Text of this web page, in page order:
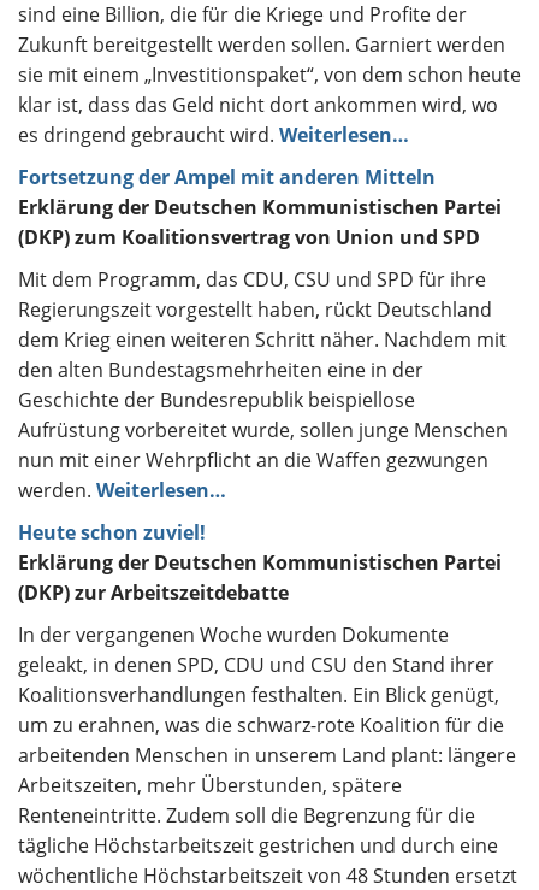
sind eine Billion, die für die Kriege und Profite der
Zukunft bereitgestellt werden sollen. Garniert werden
sie mit einem „Investitionspaket“, von dem schon heute
klar ist, dass das Geld nicht dort ankommen wird, wo
es dringend gebraucht wird. Weiterlesen…
Fortsetzung der Ampel mit anderen Mitteln
Erklärung der Deutschen Kommunistischen Partei
(DKP) zum Koalitionsvertrag von Union und SPD
Mit dem Programm, das CDU, CSU und SPD für ihre
Regierungszeit vorgestellt haben, rückt Deutschland
dem Krieg einen weiteren Schritt näher. Nachdem mit
den alten Bundestagsmehrheiten eine in der
Geschichte der Bundesrepublik beispiellose
Aufrüstung vorbereitet wurde, sollen junge Menschen
nun mit einer Wehrpflicht an die Waffen gezwungen
werden. Weiterlesen…
Heute schon zuviel!
Erklärung der Deutschen Kommunistischen Partei
(DKP) zur Arbeitszeitdebatte
In der vergangenen Woche wurden Dokumente
geleakt, in denen SPD, CDU und CSU den Stand ihrer
Koalitionsverhandlungen festhalten. Ein Blick genügt,
um zu erahnen, was die schwarz-rote Koalition für die
arbeitenden Menschen in unserem Land plant: längere
Arbeitszeiten, mehr Überstunden, spätere
Renteneintritte. Zudem soll die Begrenzung für die
tägliche Höchstarbeitszeit gestrichen und durch eine
wöchentliche Höchstarbeitszeit von 48 Stunden ersetzt